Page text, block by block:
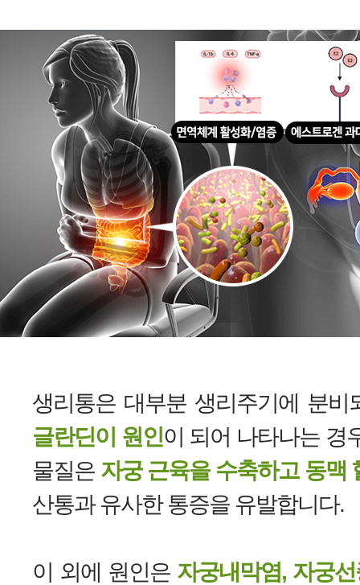
생리통은 대부분 생리주기에 분
글란딘이 원인이 되어 나타나는 경
물질은 자궁 근육을 수축하고 동맥
산통과 유사한 통증을 유발합니다.
이 외에 원인은 자궁내막염, 자궁